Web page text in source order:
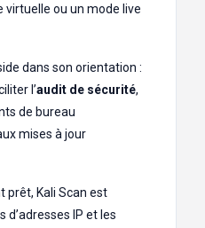
ou un mode live
dans son orientation :
l’audit de sécurité,
de bureau
mises à jour
prêt, Kali Scan est
d’adresses IP et les